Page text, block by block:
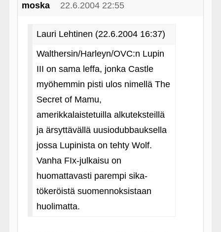
moska 22.6.2004 22:55
Lauri Lehtinen (22.6.2004 16:37)
Walthersin/Harleyn/OVC:n Lupin
III on sama leffa, jonka Castle
myöhemmin pisti ulos nimellä The
Secret of Mamu,
amerikkalaistetuilla alkuteksteillä
ja ärsyttävällä uusiodubbauksella
jossa Lupinista on tehty Wolf.
Vanha FIx-julkaisu on
huomattavasti parempi sika-
tökeröistä suomennoksistaan
huolimatta.